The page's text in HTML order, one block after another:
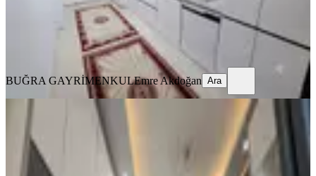
BUĞRA GAYRİMENKULEmre Akdoğan
BUĞRA GAYRİMENKULEmre Akdoğan Ara
Emlak Danışmanım'dan║ayyıldız
Mah'de║ultra Lüks Tasarımlı 3+1
Etimesgut, Ayyıldız Mahallesi